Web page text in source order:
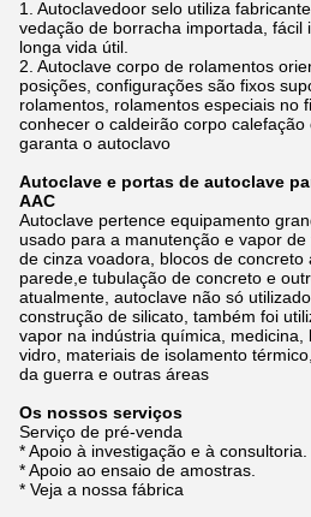
1. Autoclavedoor selo utiliza
vedação de borracha importada, fácil
longa vida útil.
2. Autoclave corpo de rolamentos
posições, configurações são fixos
rolamentos, rolamentos especiais no
conhecer o caldeirão corpo calefação
garanta o autoclavo
Autoclave e portas de autoclave
AAC
Autoclave pertence equipamento
usado para a manutenção e vapor
de cinza voadora, blocos de
parede,e tubulação de concreto e
atualmente, autoclave não só
construção de silicato, também foi
vapor na indústria química, medicina,
vidro, materiais de isolamento
da guerra e outras áreas
Os nossos serviços
Serviço de pré-venda
* Apoio à investigação e à consultoria.
* Apoio ao ensaio de amostras.
* Veja a nossa fábrica